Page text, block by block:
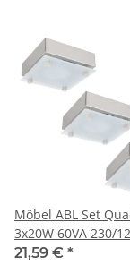
Möbel ABL Set
3x20W 60VA 230/
80mm Chrom
21,59 € *